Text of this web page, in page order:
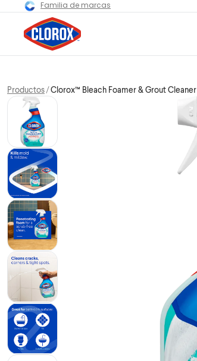
Familia de marcas
Productos Clorox™ Bleach Foamer & Grout Cleaner